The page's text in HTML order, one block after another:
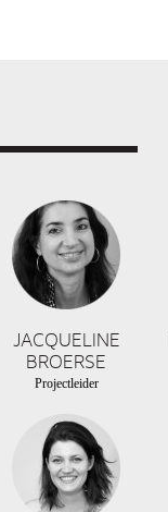
JACQUELINE
BROERSE
Projectleider